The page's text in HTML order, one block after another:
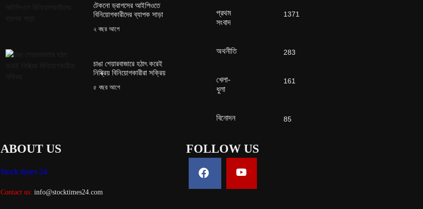
টেকনো ড্রাগসের আইপিওতে
বিনিয়োগকারীদের ব্যাপক সাড়া
২ বছর আগে
চাঙা শেয়ারবাজারে হঠাৎ করেই
নিষ্ক্রিয় বিনিয়োগকারীরা সক্রিয়
৫ বছর আগে
প্রথম
সংবাদ
1371
অথনীতি 283
খেলা-
ধুলা
161
বিনোদন 85
ABOUT US
Stock times 24
Contact us: info@stocktimes24.com
FOLLOW US